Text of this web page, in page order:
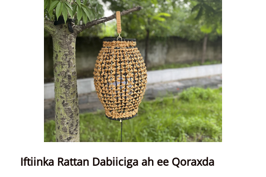
Iftiinka Rattan Dabiiciga ah ee Qoraxda